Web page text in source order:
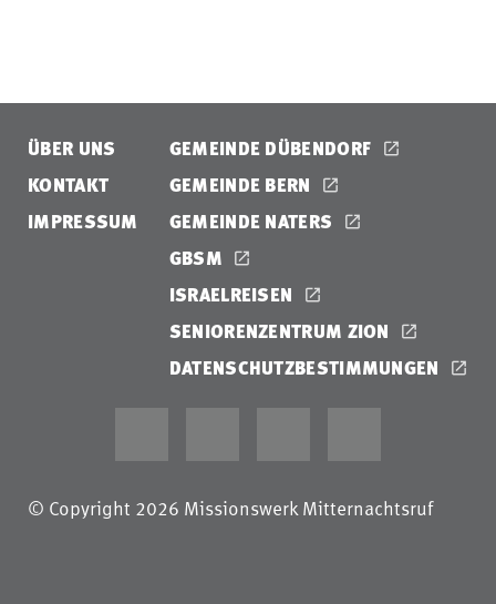
ÜBER UNS
KONTAKT
IMPRESSUM
GEMEINDE DÜBENDORF
GEMEINDE BERN
GEMEINDE NATERS
GBSM
ISRAELREISEN
SENIORENZENTRUM ZION
DATENSCHUTZBESTIMMUNGEN
© Copyright 2026 Missionswerk Mitternachtsruf